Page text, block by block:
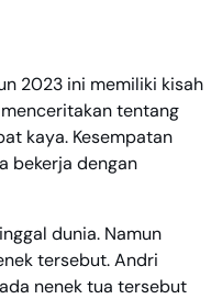
2023 ini memiliki kisah
tentang
kaya. Kesempatan
bekerja dengan
dunia. Namun
tersebut. Andri
nenek tua tersebut